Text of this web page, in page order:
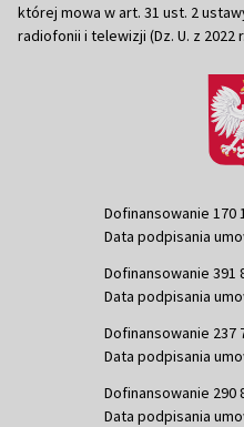
której mowa w art. 31 ust. 2
radiofonii i telewizji (Dz. U. z 2022
Dofinansowanie 170
Data podpisania
Dofinansowanie 391
Data podpisania
Dofinansowanie 237
Data podpisania
Dofinansowanie 290
Data podpisania